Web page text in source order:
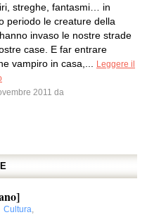
streghe, fantasmi… in
periodo le creature della
invaso le nostre strade
case. E far entrare
vampiro in casa,...
Leggere il
2011 da
Cultura,